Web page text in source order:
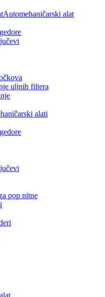
Automehaničarski alat
uljnih filtera
alati
pop nitne